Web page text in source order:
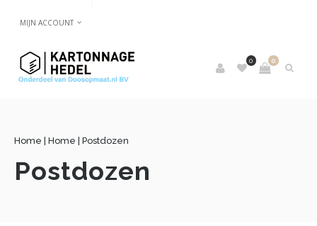
MIJN ACCOUNT
0
0
Home Home Postdozen
Postdozen